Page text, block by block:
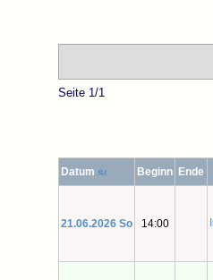
Seite 1/1
Datum Beginn Ende
21.06.2026 So 14:00